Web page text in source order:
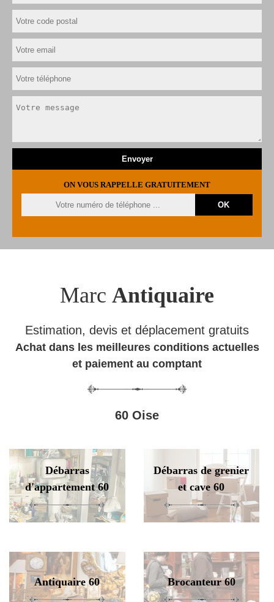
ON VOUS RAPPELLE GRATUITEMENT
Marc Antiquaire
Estimation, devis et déplacement gratuits
Achat dans les meilleures conditions actuelles
et paiement au comptant
60 Oise
Débarras
d'appartement 60
Débarras de grenier
et cave 60
Antiquaire 60 Brocanteur 60